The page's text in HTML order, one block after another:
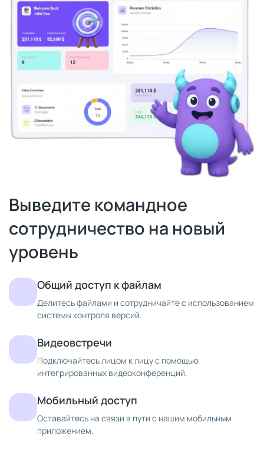
Выведите командное
сотрудничество на новый
уровень
Общий доступ к файлам
Делитесь файлами и сотрудничайте с использованием
системы контроля версий.
Видеовстречи
Подключайтесь лицом к лицу с помощью
интегрированных видеоконференций.
Мобильный доступ
Оставайтесь на связи в пути с нашим мобильным
приложением.